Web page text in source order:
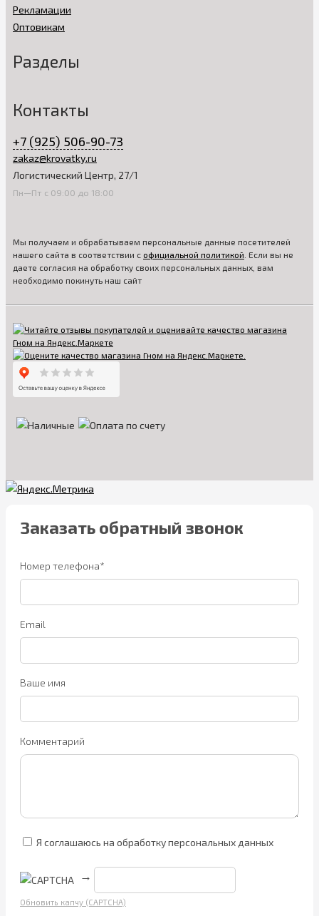
Рекламации
Оптовикам
Разделы
Контакты
+7 (925) 506-90-73
zakaz@krovatky.ru
Логистический Центр, 27/1
Пн—Пт с 09:00 до 18:00
Мы получаем и обрабатываем персональные данные посетителей
нашего сайта в соответствии с официальной политикой . Если вы не
даете согласия на обработку своих персональных данных, вам
необходимо покинуть наш сайт
Заказать обратный звонок
Номер телефона*
Email
Ваше имя
Комментарий
Я соглашаюсь на обработку персональных данных
→
Обновить капчу (CAPTCHA)